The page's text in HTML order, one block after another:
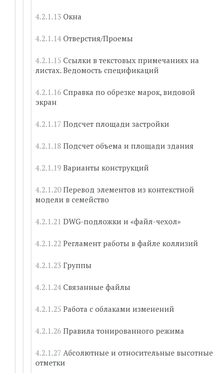
Окна
Отверстия/Проемы
Ссылки в текстовых примечаниях на
листах. Ведомость спецификаций
Справка по обрезке марок, видовой
экран
Подсчет площади застройки
Подсчет объема и площади здания
Варианты конструкций
Перевод элементов из контекстной
модели в семейство
DWG-подложки и «файл-чехол»
Регламент работы в файле коллизий
Группы
Связанные файлы
Работа с облаками изменений
Правила тонированного режима
Абсолютные и относительные высотные
отметки